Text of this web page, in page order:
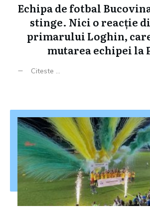
Echipa de fotbal
stinge. Nici o reacție
primarului Loghin,
mutarea echipei la
Citeste ...